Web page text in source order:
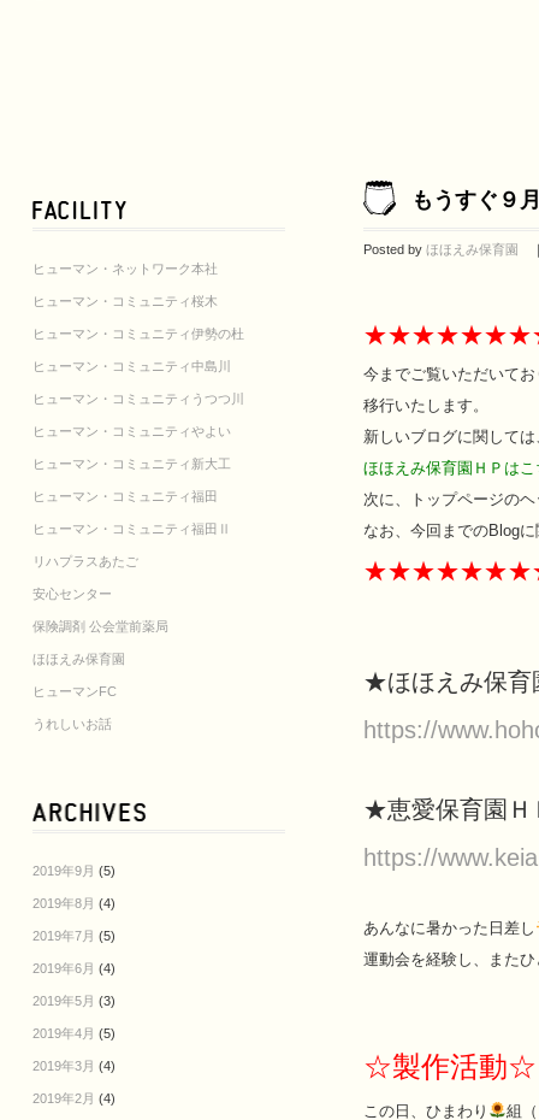
ヒューマン・ネットワーク本社
ヒューマン・コミュニティ桜木
ヒューマン・コミュニティ伊勢の杜
ヒューマン・コミュニティ中島川
ヒューマン・コミュニティうつつ川
ヒューマン・コミュニティやよい
ヒューマン・コミュニティ新大工
ヒューマン・コミュニティ福田
ヒューマン・コミュニティ福田Ⅱ
リハプラスあたご
安心センター
保険調剤 公会堂前薬局
ほほえみ保育園
ヒューマンFC
うれしいお話
2019年9月 (5)
2019年8月 (4)
2019年7月 (5)
2019年6月 (4)
2019年5月 (3)
2019年4月 (5)
2019年3月 (4)
2019年2月 (4)
もうすぐ９
Posted by ほほえみ保育園
今までご覧いただいて
移行いたします。
新しいブログに関して
ほほえみ保育園ＨＰは
次に、トップページのヘ
なお、今回までのBlog
★ほほえみ保
https://
★恵愛保育園
https://
あんなに暑かった日差し
運動会を経験し、また
☆製作活動☆
この日、ひまわり 組